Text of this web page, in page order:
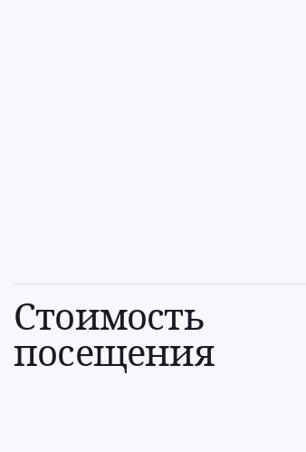
Стоимость
посещения